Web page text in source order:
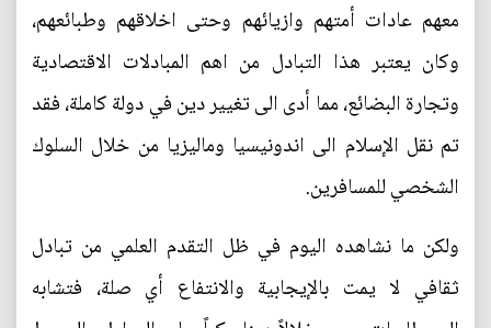
معهم عادات أمتهم وازيائهم وحتى اخلاقهم وطبائعهم،
وكان يعتبر هذا التبادل من اهم المبادلات الاقتصادية
وتجارة البضائع، مما أدى الى تغيير دين في دولة كاملة، فقد
تم نقل الإسلام الى اندونيسيا وماليزيا من خلال السلوك
الشخصي للمسافرين.
ولكن ما نشاهده اليوم في ظل التقدم العلمي من تبادل
ثقافي لا يمت بالإيجابية والانتفاع أي صلة، فتشابه